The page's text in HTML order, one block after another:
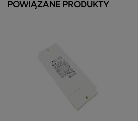
POWIĄZANE PRODUKTY